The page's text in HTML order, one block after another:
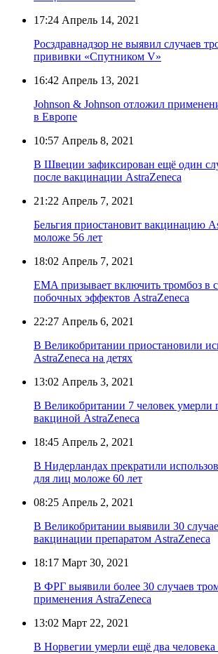
17:24 Апрель 14, 2021
Росздравнадзор не выявил случаев
прививки «Спутником V»
16:42 Апрель 13, 2021
Johnson & Johnson отложил
в Европе
10:57 Апрель 8, 2021
В Швеции зафиксирован ещё один
после вакцинации AstraZeneca
21:22 Апрель 7, 2021
Бельгия приостановит вакцинацию
моложе 56 лет
18:02 Апрель 7, 2021
EMA призывает включить тромбоз в
побочных эффектов AstraZeneca
22:27 Апрель 6, 2021
В Великобритании приостановили
AstraZeneca на детях
13:02 Апрель 3, 2021
В Великобритании 7 человек умерли
вакциной AstraZeneca
18:45 Апрель 2, 2021
В Нидерландах прекратили
для лиц моложе 60 лет
08:25 Апрель 2, 2021
В Великобритании выявили 30
вакцинации препаратом AstraZeneca
18:17 Март 30, 2021
В ФРГ выявили более 30 случаев
применения AstraZeneca
13:02 Март 22, 2021
В Норвегии умерли ещё два